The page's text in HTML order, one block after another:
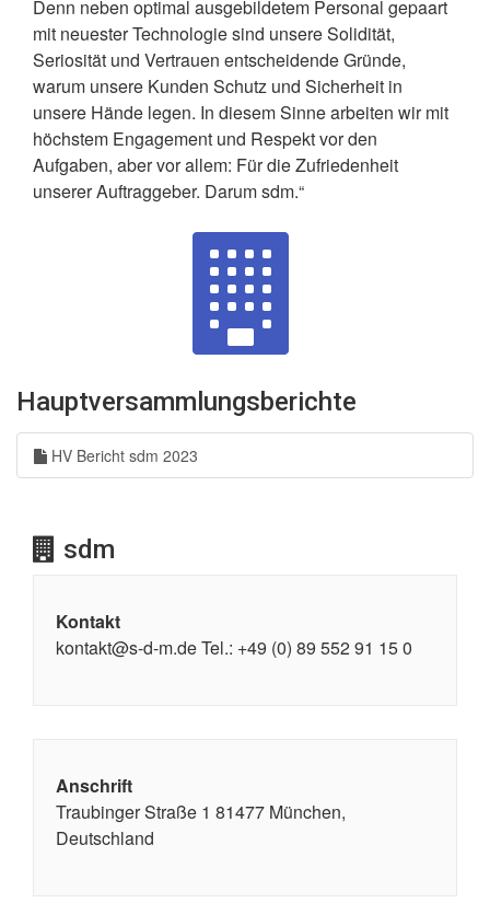
Denn neben optimal ausgebildetem Personal gepaart
mit neuester Technologie sind unsere Solidität,
Seriosität und Vertrauen entscheidende Gründe,
warum unsere Kunden Schutz und Sicherheit in
unsere Hände legen. In diesem Sinne arbeiten wir mit
höchstem Engagement und Respekt vor den
Aufgaben, aber vor allem: Für die Zufriedenheit
unserer Auftraggeber. Darum sdm.“
Hauptversammlungsberichte
HV Bericht sdm 2023
sdm
Kontakt
kontakt@s-d-m.de Tel.: +49 (0) 89 552 91 15 0
Anschrift
Traubinger Straße 1 81477 München,
Deutschland